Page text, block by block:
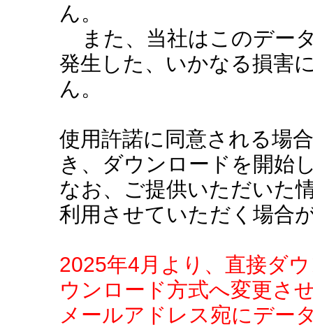
ん。
また、当社はこのデー
発生した、いかなる損害
ん。
使用許諾に同意される場
き、ダウンロードを開始
なお、ご提供いただいた
利用させていただく場合
2025年4月より、直接ダ
ウンロード方式へ変更さ
メールアドレス宛にデー